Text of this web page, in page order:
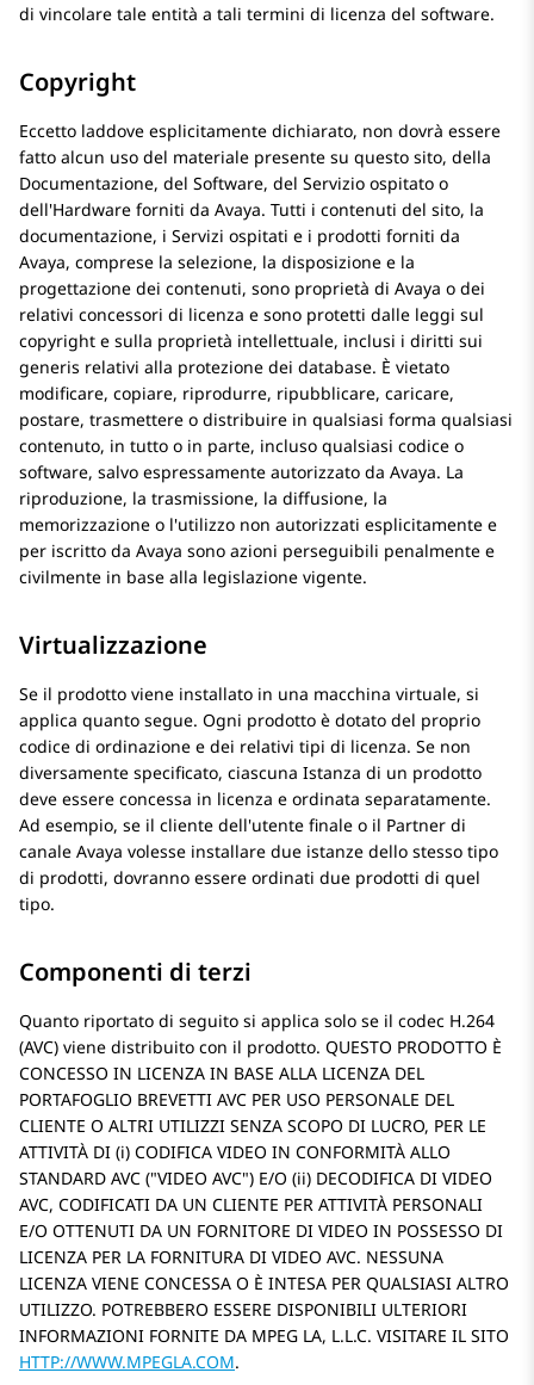
di vincolare tale entità a tali termini di licenza del software.
Copyright
Eccetto laddove esplicitamente dichiarato, non dovrà essere
fatto alcun uso del materiale presente su questo sito, della
Documentazione, del Software, del Servizio ospitato o
dell'Hardware forniti da Avaya. Tutti i contenuti del sito, la
documentazione, i Servizi ospitati e i prodotti forniti da
Avaya, comprese la selezione, la disposizione e la
progettazione dei contenuti, sono proprietà di Avaya o dei
relativi concessori di licenza e sono protetti dalle leggi sul
copyright e sulla proprietà intellettuale, inclusi i diritti sui
generis relativi alla protezione dei database. È vietato
modificare, copiare, riprodurre, ripubblicare, caricare,
postare, trasmettere o distribuire in qualsiasi forma qualsiasi
contenuto, in tutto o in parte, incluso qualsiasi codice o
software, salvo espressamente autorizzato da Avaya. La
riproduzione, la trasmissione, la diffusione, la
memorizzazione o l'utilizzo non autorizzati esplicitamente e
per iscritto da Avaya sono azioni perseguibili penalmente e
civilmente in base alla legislazione vigente.
Virtualizzazione
Se il prodotto viene installato in una macchina virtuale, si
applica quanto segue. Ogni prodotto è dotato del proprio
codice di ordinazione e dei relativi tipi di licenza. Se non
diversamente specificato, ciascuna Istanza di un prodotto
deve essere concessa in licenza e ordinata separatamente.
Ad esempio, se il cliente dell'utente finale o il Partner di
canale Avaya volesse installare due istanze dello stesso tipo
di prodotti, dovranno essere ordinati due prodotti di quel
tipo.
Componenti di terzi
Quanto riportato di seguito si applica solo se il codec H.264
(AVC) viene distribuito con il prodotto. QUESTO PRODOTTO È
CONCESSO IN LICENZA IN BASE ALLA LICENZA DEL
PORTAFOGLIO BREVETTI AVC PER USO PERSONALE DEL
CLIENTE O ALTRI UTILIZZI SENZA SCOPO DI LUCRO, PER LE
ATTIVITÀ DI (i) CODIFICA VIDEO IN CONFORMITÀ ALLO
STANDARD AVC ( VIDEO AVC ) E/O (ii) DECODIFICA DI VIDEO
AVC, CODIFICATI DA UN CLIENTE PER ATTIVITÀ PERSONALI
E/O OTTENUTI DA UN FORNITORE DI VIDEO IN POSSESSO DI
LICENZA PER LA FORNITURA DI VIDEO AVC. NESSUNA
LICENZA VIENE CONCESSA O È INTESA PER QUALSIASI ALTRO
UTILIZZO. POTREBBERO ESSERE DISPONIBILI ULTERIORI
INFORMAZIONI FORNITE DA MPEG LA, L.L.C. VISITARE IL SITO
HTTP://WWW.MPEGLA.COM.